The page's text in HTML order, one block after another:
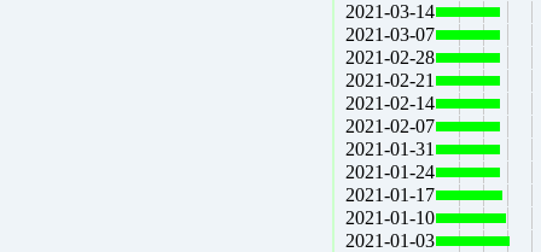
2021-03-14
2021-03-07
2021-02-28
2021-02-21
2021-02-14
2021-02-07
2021-01-31
2021-01-24
2021-01-17
2021-01-10
2021-01-03